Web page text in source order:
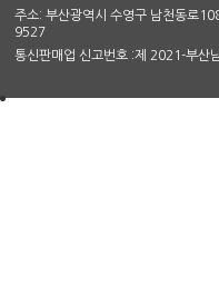
주소: 부산광역시 수영구 남천동로
9527
통신판매업 신고번호 :제 2021-부산